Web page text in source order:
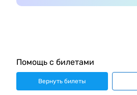
Помощь с билетами
Вернуть билеты